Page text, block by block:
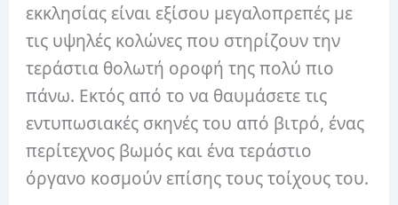
εκκλησίας είναι εξίσου μεγαλοπρεπές με
τις υψηλές κολώνες που στηρίζουν την
τεράστια θολωτή οροφή της πολύ πιο
πάνω. Εκτός από το να θαυμάσετε τις
εντυπωσιακές σκηνές του από βιτρό, ένας
περίτεχνος βωμός και ένα τεράστιο
όργανο κοσμούν επίσης τους τοίχους του.